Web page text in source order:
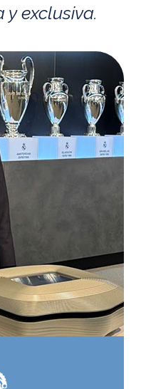
y exclusiva.